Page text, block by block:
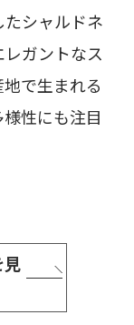
シャルドネ
ガントなス
で生まれる
性にも注目
見